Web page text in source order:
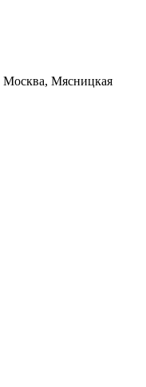
Москва, Мясницкая